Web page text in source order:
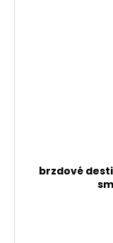
brzdové